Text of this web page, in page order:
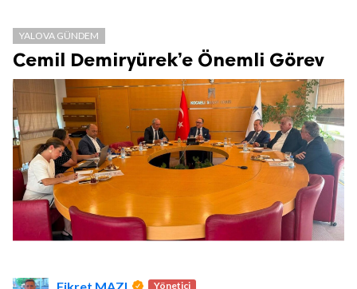
YALOVA GÜNDEM
Cemil Demiryürek’e Önemli Görev
Yönetici